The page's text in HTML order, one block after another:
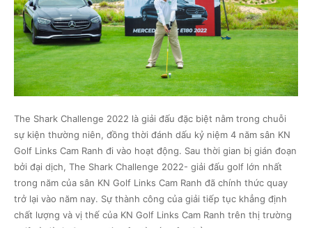
The Shark Challenge 2022 là giải đấu đặc biệt nằm trong chuỗi
sự kiện thường niên, đồng thời đánh dấu kỷ niệm 4 năm sân KN
Golf Links Cam Ranh đi vào hoạt động. Sau thời gian bị gián đoạn
bởi đại dịch, The Shark Challenge 2022- giải đấu golf lớn nhất
trong năm của sân KN Golf Links Cam Ranh đã chính thức quay
trở lại vào năm nay. Sự thành công của giải tiếp tục khẳng định
chất lượng và vị thế của KN Golf Links Cam Ranh trên thị trường